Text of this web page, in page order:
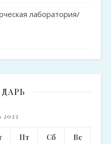
лаборатория/
2023
Пт Сб Вс